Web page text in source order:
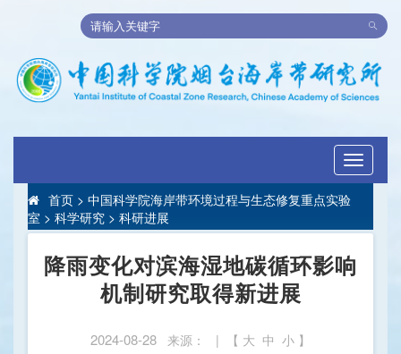
Toggle
首页 > 中国科学院海岸带环境过程与生态修复重点实验
室 > 科学研究 > 科研进展
降雨变化对滨海湿地碳循环影响
机制研究取得新进展
2024-08-28 来源： | 【 大 中 小 】